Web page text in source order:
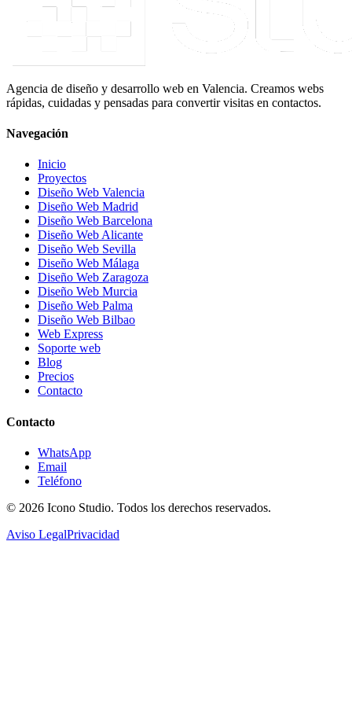
Agencia de diseño y desarrollo web en Valencia. Creamos webs
rápidas, cuidadas y pensadas para convertir visitas en contactos.
Navegación
Inicio
Proyectos
Diseño Web Valencia
Diseño Web Madrid
Diseño Web Barcelona
Diseño Web Alicante
Diseño Web Sevilla
Diseño Web Málaga
Diseño Web Zaragoza
Diseño Web Murcia
Diseño Web Palma
Diseño Web Bilbao
Web Express
Soporte web
Blog
Precios
Contacto
Contacto
WhatsApp
Email
Teléfono
© 2026 Icono Studio. Todos los derechos reservados.
Aviso LegalPrivacidad